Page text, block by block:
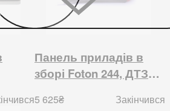
Панель приладів в
зборі Foton 244, ДТЗ
5 625₴ Закінчився